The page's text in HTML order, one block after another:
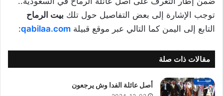
توجب الإشارة إلى بعض التفاصيل حول تلك بيت الرماح
التابع إلى اليمن كما التالي عبر موقع قبيلة qabilaa.com
:
مقالات ذات صلة
أصل عائلة الفدا وش يرجعون